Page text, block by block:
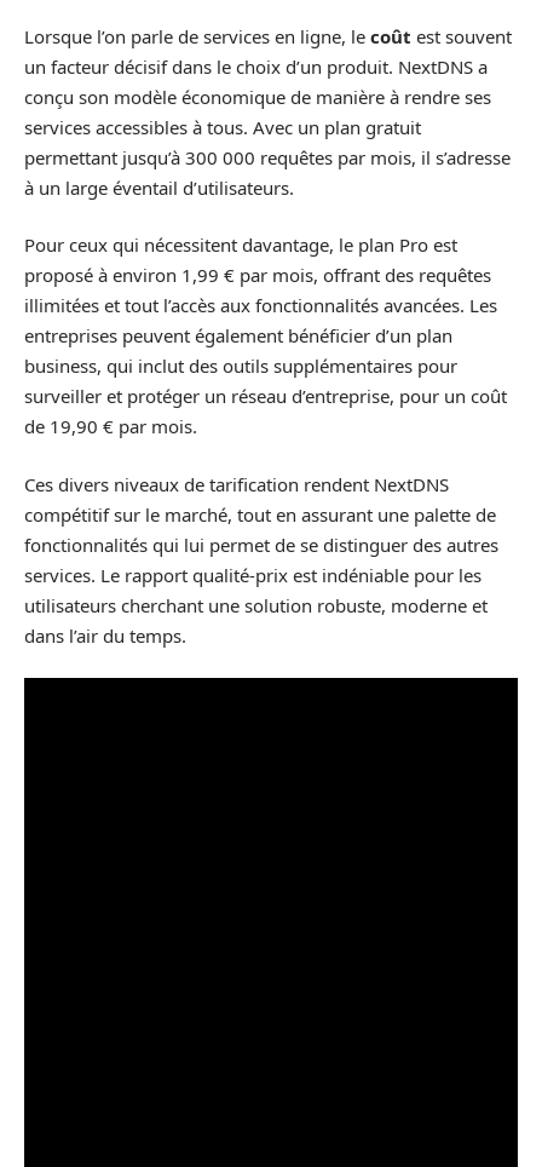
Lorsque l’on parle de services en ligne, le coût est souvent
un facteur décisif dans le choix d’un produit. NextDNS a
conçu son modèle économique de manière à rendre ses
services accessibles à tous. Avec un plan gratuit
permettant jusqu’à 300 000 requêtes par mois, il s’adresse
à un large éventail d’utilisateurs.
Pour ceux qui nécessitent davantage, le plan Pro est
proposé à environ 1,99 € par mois, offrant des requêtes
illimitées et tout l’accès aux fonctionnalités avancées. Les
entreprises peuvent également bénéficier d’un plan
business, qui inclut des outils supplémentaires pour
surveiller et protéger un réseau d’entreprise, pour un coût
de 19,90 € par mois.
Ces divers niveaux de tarification rendent NextDNS
compétitif sur le marché, tout en assurant une palette de
fonctionnalités qui lui permet de se distinguer des autres
services. Le rapport qualité-prix est indéniable pour les
utilisateurs cherchant une solution robuste, moderne et
dans l’air du temps.